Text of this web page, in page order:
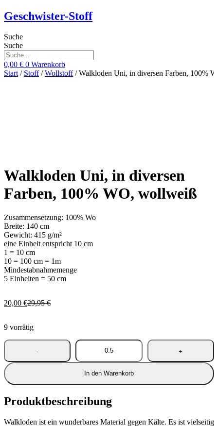
Zum
Inhalt
Geschwister-Stoff
Suche
Suche
0,00 € 0 Warenkorb
Start / Stoff/Wollstoff/ Walkloden Uni, in diversen Farben, 100%
Walkloden Uni, in diversen
Farben, 100% WO, wollweiß
Zusammensetzung: 100% Wo
Breite: 140 cm
Gewicht: 415 g/m²
eine Einheit entspricht 10 cm
1 = 10 cm
10 = 100 cm = 1m
Mindestabnahmemenge
5 Einheiten = 50 cm
29,95€
Ursprünglicher
29,95 €
20,00 €
Aktueller
20,00 €.
9 vorrätig
In den Warenkorb
Produktbeschreibung
Walkloden ist ein wunderbares Material gegen Kälte. Es ist vielseitig